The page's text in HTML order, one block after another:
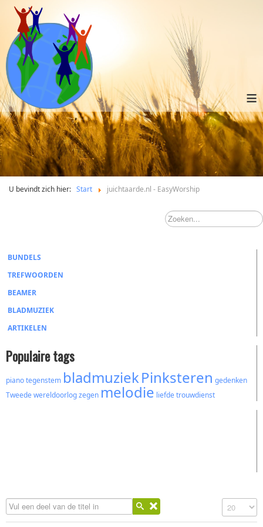
≡
U bevindt zich hier: Start juichtaarde.nl - EasyWorship
BUNDELS
TREFWOORDEN
BEAMER
BLADMUZIEK
ARTIKELEN
Populaire tags
pianotegenstem bladmuziekPinksteren gedenken
Tweede wereldoorlogzegen melodie liefdetrouwdienst
Vul een deel van de titel in Toon #